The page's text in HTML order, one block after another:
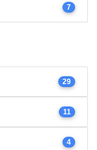
7
29
11
4